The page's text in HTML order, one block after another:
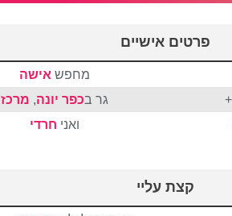
פרטים אישיים
מחפש אישה
גר בכפר יונה, מרכז
ואני חרדי
קצת עליי